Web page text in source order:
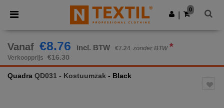
× Ntextil-app
Betere prijzen in de app!
Download app
0
Vanaf €8.76 incl. BTW €7.24 zonder BTW *
Verkoopprijs €16.30
Quadra QD031 - Kostuumzak - Black